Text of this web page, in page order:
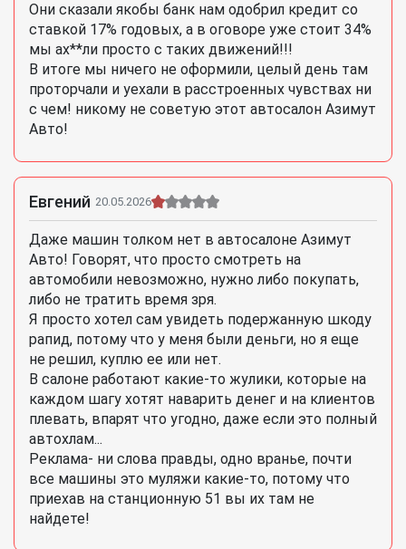
Они сказали якобы банк нам одобрил кредит со
ставкой 17% годовых, а в оговоре уже стоит 34%
мы ах**ли просто с таких движений!!!
В итоге мы ничего не оформили, целый день там
проторчали и уехали в расстроенных чувствах ни
с чем! никому не советую этот автосалон Азимут
Авто!
Евгений 20.05.2026
Даже машин толком нет в автосалоне Азимут
Авто! Говорят, что просто смотреть на
автомобили невозможно, нужно либо покупать,
либо не тратить время зря.
Я просто хотел сам увидеть подержанную шкоду
рапид, потому что у меня были деньги, но я еще
не решил, куплю ее или нет.
В салоне работают какие-то жулики, которые на
каждом шагу хотят наварить денег и на клиентов
плевать, впарят что угодно, даже если это полный
автохлам...
Реклама- ни слова правды, одно вранье, почти
все машины это муляжи какие-то, потому что
приехав на станционную 51 вы их там не
найдете!